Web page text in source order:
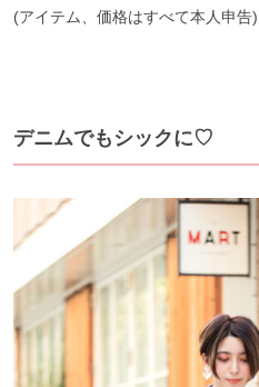
(アイテム、価格はすべて本人申告)
デニムでもシックに♡